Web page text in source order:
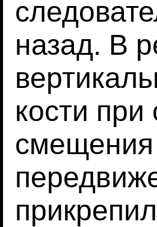
назад. В
кости